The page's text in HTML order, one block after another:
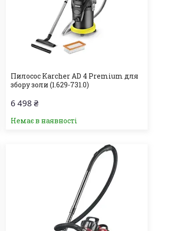
Пилосос Karcher AD 4 Premium для
збору золи (1.629-731.0)
6 498 ₴
Немає в наявності